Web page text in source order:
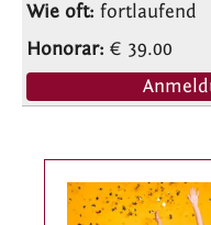
fortlaufend
€ 39.00